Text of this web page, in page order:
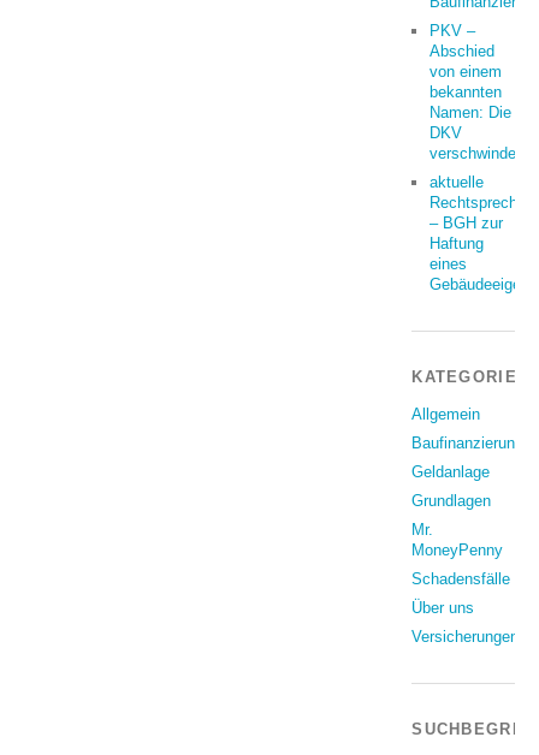
PKV –
Abschied
von einem
bekannten
Namen: Die
DKV
verschwindet
aktuelle
– BGH zur
Haftung
eines
KATEGORIEN
Allgemein
Baufinanzierung
Geldanlage
Grundlagen
Mr.
MoneyPenny
Schadensfälle
Über uns
Versicherungen